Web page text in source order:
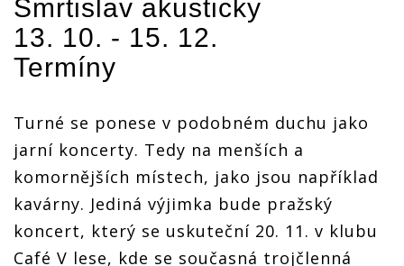
Smrtislav akusticky
13. 10. - 15. 12.
Termíny
Turné se ponese v podobném duchu jako
jarní koncerty. Tedy na menších a
komornějších místech, jako jsou například
kavárny. Jediná výjimka bude pražský
koncert, který se uskuteční 20. 11. v klubu
Café V lese, kde se současná trojčlenná